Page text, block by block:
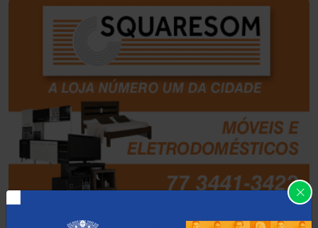
Bom Jesus da Lapa (510)
Boquira (152)
Botuporã
Brasil (7680)
Brumado (31962)
Caculé (697)